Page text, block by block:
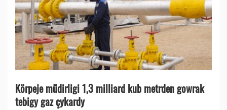
Körpeje müdirligi 1,3 milliard kub metrden gowrak
tebigy gaz çykardy